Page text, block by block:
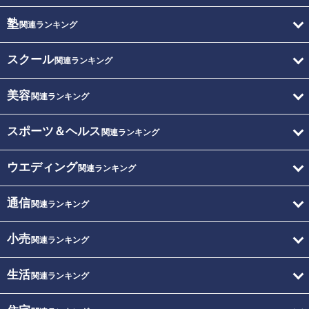
塾関連ランキング
スクール関連ランキング
美容関連ランキング
スポーツ＆ヘルス 関連ランキング
ウエディング関連ランキング
通信関連ランキング
小売関連ランキング
生活関連ランキング